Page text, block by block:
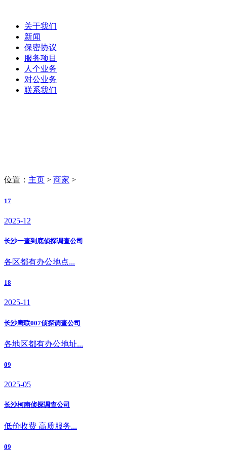
关于我们
新闻
保密协议
服务项目
人个业务
对公业务
联系我们
位置： 主页 > 商家 >
17
2025-12
长沙一查到底侦探调查公司
各区都有办公地点...
18
2025-11
长沙鹰联007侦探调查公司
各地区都有办公地址...
09
2025-05
长沙柯南侦探调查公司
低价收费 高质服务...
09